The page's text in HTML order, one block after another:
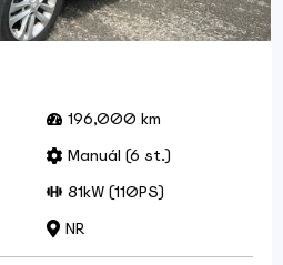
196,000 km
Manuál (6 st.)
81kW (110PS)
NR